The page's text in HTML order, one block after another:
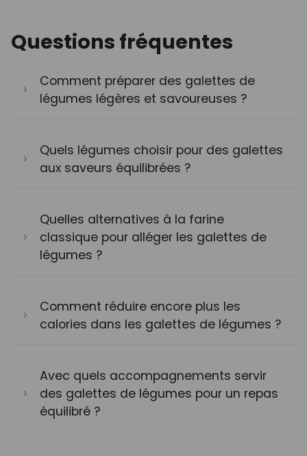
Questions fréquentes
Comment préparer des galettes de
légumes légères et savoureuses ?
Quels légumes choisir pour des galettes
aux saveurs équilibrées ?
Quelles alternatives à la farine
classique pour alléger les galettes de
légumes ?
Comment réduire encore plus les
calories dans les galettes de légumes ?
Avec quels accompagnements servir
des galettes de légumes pour un repas
équilibré ?